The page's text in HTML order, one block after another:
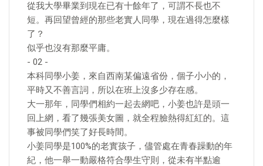
從我大學畢業到現在已有十餘年了，可謂不長也不
短。再回望曾經的那些老實人同學，現在過得怎麼樣
了？
似乎也沒有那麼平庸。
- 02 -
本科同學小姜，來自西南某偏遠省份，個子小小的，
平時又不善言詞，所以在班上沒多少存在感。
大一那年，同學們相約一起去網吧，小姜也許是頭一
回上網，看了幾張美女圖，就全程臉熱得紅紅的。這
事被同學們笑了好長時間。
小姜同學是100%的老實孩子，儘管處在青春躁動的年
紀，他一舉一動嚴格符合學生守則，從未有半點逾